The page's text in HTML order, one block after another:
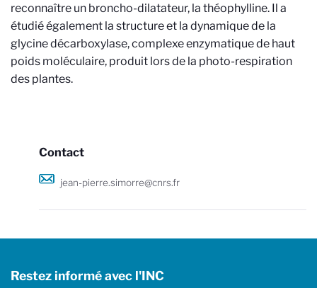
reconnaître un broncho-dilatateur, la théophylline. Il a
étudié également la structure et la dynamique de la
glycine décarboxylase, complexe enzymatique de haut
poids moléculaire, produit lors de la photo-respiration
des plantes.
Contact
jean-pierre.simorre@cnrs.fr
Restez informé avec l'INC